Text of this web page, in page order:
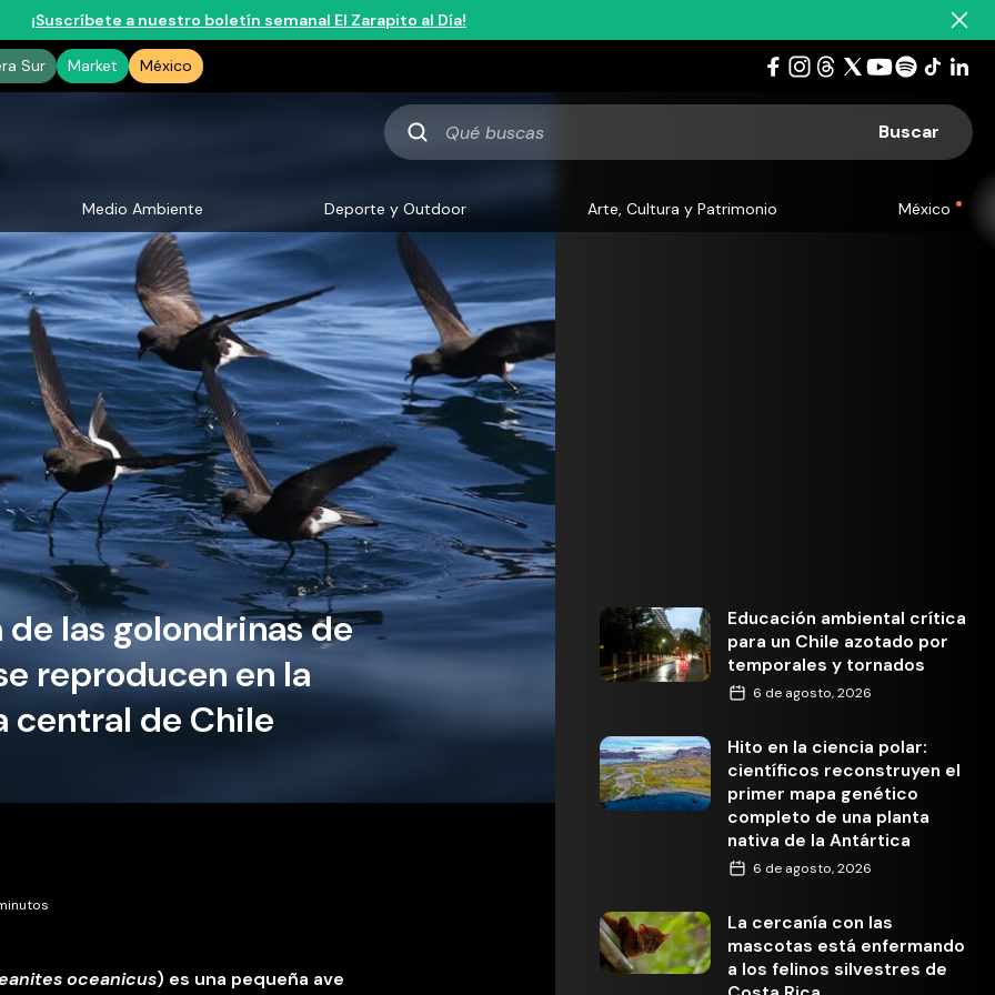
¡Suscríbete a nuestro boletín semanal El Zarapito al Día!
Sur Market México
Qué
buscas
Medio Ambiente Deporte y Outdoor Arte, Cultura y Patrimonio México
las golondrinas de
reproducen en la
central de Chile
oceanicus) es una pequeña ave
Educación ambiental crítica
para un Chile azotado por
temporales y tornados
6 de agosto, 2026
Hito en la ciencia polar:
científicos reconstruyen el
primer mapa genético
completo de una planta
nativa de la Antártica
6 de agosto, 2026
La cercanía con las
mascotas está enfermando
a los felinos silvestres de